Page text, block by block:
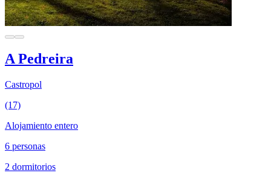
A Pedreira
Castropol
(17)
Alojamiento entero
6 personas
2 dormitorios